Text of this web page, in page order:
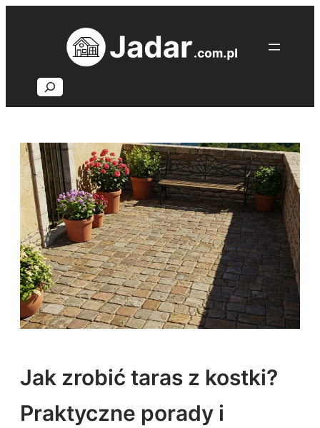
Search
Jak zrobić taras z kostki?
Praktyczne porady i